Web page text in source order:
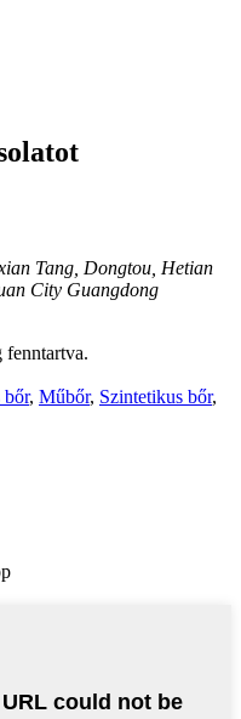
Tang, Dongtou, Hetian
City Guangdong
bőr, Műbőr, Szintetikus bőr,